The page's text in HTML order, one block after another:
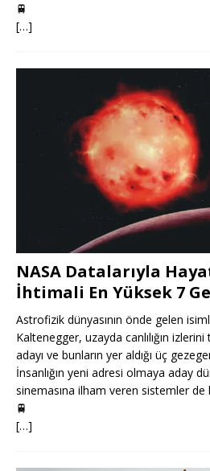
🚆
[…]
NASA Datalarıyla
İhtimali En Yüksek 7
Astrofizik dünyasının önde gelen
Kaltenegger, uzayda canlılığın
adayı ve bunların yer aldığı üç
İnsanlığın yeni adresi olmaya aday
sinemasına ilham veren sistemler de
🚆
[…]